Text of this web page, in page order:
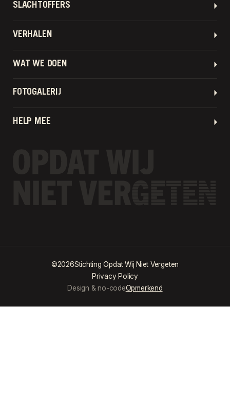
SLACHTOFFERS
VERHALEN
WAT WE DOEN
FOTOGALERIJ
HELP MEE
©2026Stichting Opdat Wij Niet Vergeten
Privacy Policy
Design & no-codeOpmerkend